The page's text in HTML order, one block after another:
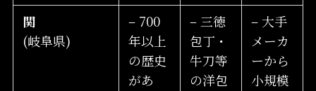
関
(岐阜県)
– 700
年以上
の歴史
があ
– 三徳
包丁・
牛刀等
の洋包
– 大手
メーカ
ーから
小規模